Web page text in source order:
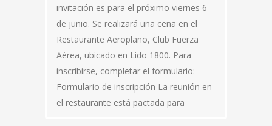
invitación es para el próximo viernes 6
de junio. Se realizará una cena en el
Restaurante Aeroplano, Club Fuerza
Aérea, ubicado en Lido 1800. Para
inscribirse, completar el formulario:
Formulario de inscripción La reunión en
el restaurante está pactada para